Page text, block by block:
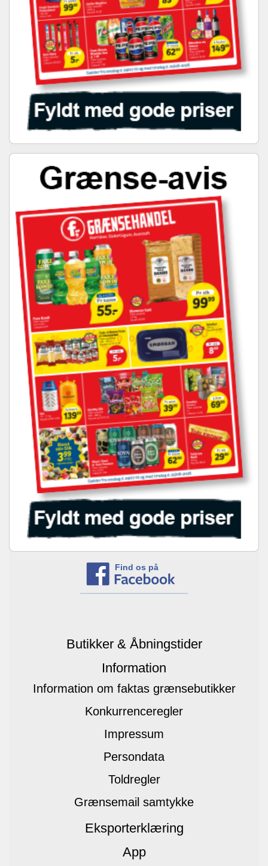
Find os på
Butikker & Åbningstider
Information
Information om faktas grænsebutikker
Konkurrenceregler
Impressum
Persondata
Toldregler
Grænsemail samtykke
Eksporterklæring
App